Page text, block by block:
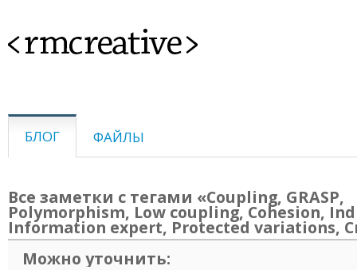
<rmcreative>
БЛОГ ФАЙЛЫ
Все заметки с тегами «Coupling, GRASP,
Polymorphism, Low coupling, Cohesion,
Information expert, Protected variations,
Можно уточнить: